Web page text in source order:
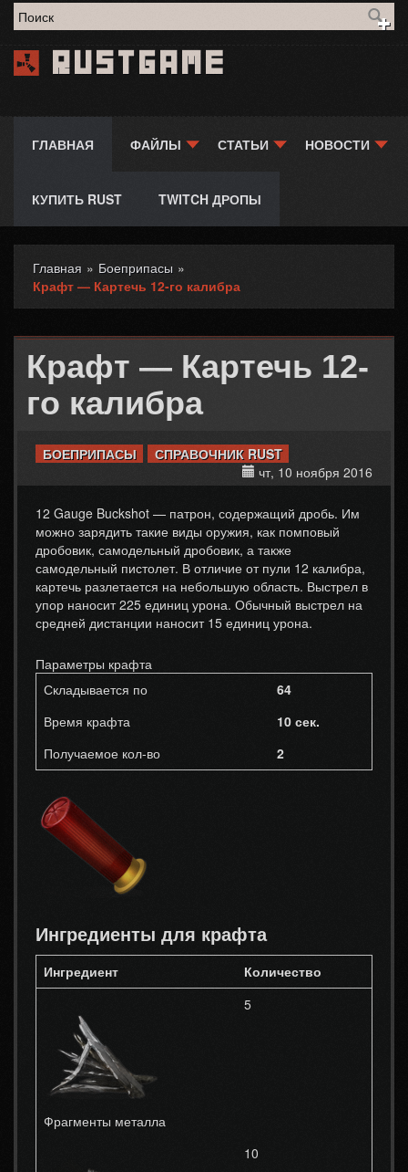
Форма поиска
Rustgame
ГЛАВНАЯ ФАЙЛЫ СТАТЬИ НОВОСТИ
КУПИТЬ RUST TWITCH ДРОПЫ
Вы здесь
Главная » Боеприпасы »
Крафт — Картечь 12-го калибра
Крафт — Картечь 12-
го калибра
БОЕПРИПАСЫ
СПРАВОЧНИК RUST
чт, 10 ноября 2016
12 Gauge Buckshot — патрон, содержащий дробь. Им
можно зарядить такие виды оружия, как помповый
дробовик, самодельный дробовик, а также
самодельный пистолет. В отличие от пули 12 калибра,
картечь разлетается на небольшую область. Выстрел в
упор наносит 225 единиц урона. Обычный выстрел на
средней дистанции наносит 15 единиц урона.
Параметры крафта
Складывается по
64
Время крафта
10 сек.
Получаемое кол-во
2
Ингредиенты для крафта
Ингредиент Количество
Фрагменты металла
5
10